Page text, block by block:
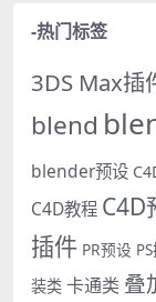
-热门标签
3DS Max插
blend
blender预设
C4D教程 C4D
插件 PR预设
装类 卡通类 叠